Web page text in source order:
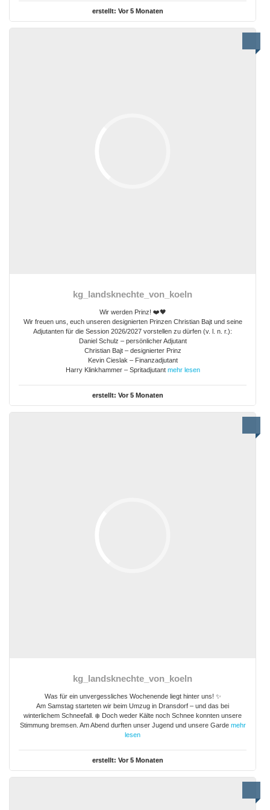
erstellt: Vor 5 Monaten
kg_landsknechte_von_koeln
Wir werden Prinz! ❤️🖤
Wir freuen uns, euch unseren designierten Prinzen Christian Bajt und seine
Adjutanten für die Session 2026/2027 vorstellen zu dürfen (v. l. n. r.):
Daniel Schulz – persönlicher Adjutant
Christian Bajt – designierter Prinz
Kevin Cieslak – Finanzadjutant
Harry Klinkhammer – Spritadjutant mehr lesen
erstellt: Vor 5 Monaten
kg_landsknechte_von_koeln
Was für ein unvergessliches Wochenende liegt hinter uns! ✨
Am Samstag starteten wir beim Umzug in Dransdorf – und das bei
winterlichem Schneefall. ❄️ Doch weder Kälte noch Schnee konnten unsere
Stimmung bremsen. Am Abend durften unser Jugend und unsere Garde mehr
lesen
erstellt: Vor 5 Monaten